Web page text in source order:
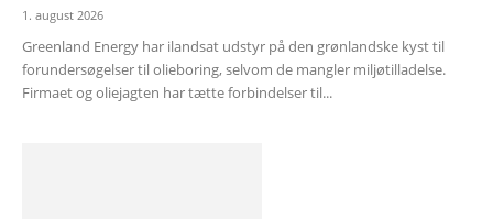
1. august 2026
Greenland Energy har ilandsat udstyr på den grønlandske kyst til
forundersøgelser til olieboring, selvom de mangler miljøtilladelse.
Firmaet og oliejagten har tætte forbindelser til...